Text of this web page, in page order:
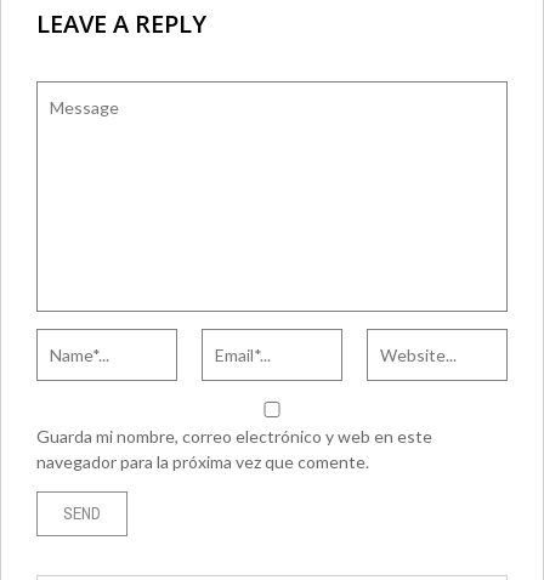
LEAVE A REPLY
Guarda mi nombre, correo electrónico y web en este
navegador para la próxima vez que comente.